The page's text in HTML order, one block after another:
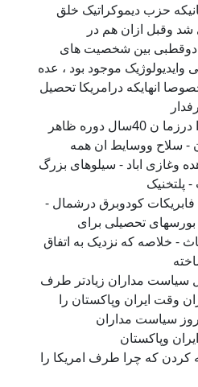
درسال 1343 زمانیکه حزب دیموکراتیک خلق
شد وقبل ازان هم در
دوقطبی بین شخصیت های
وایدیولوژیک موجود بود ، عده
انهایکه درامریکا تحصیل
شوروی سابق بودن زیرا درزما ن 40سال دوره ظاهر
- سلاح ووسایط ان همه
وغازی اباد - سیلوهای بزرگ
پلتخنیک
کودوبرق درشمال -
بورسهای تحصیلی برای
- خلاصه که نزدیک به اتفاق
سیاست مداران زیادتر طرف
وقت ایران وپاکستان را
سیاست مداران
وپاکستان
کردن که چرا طرف امریکا را